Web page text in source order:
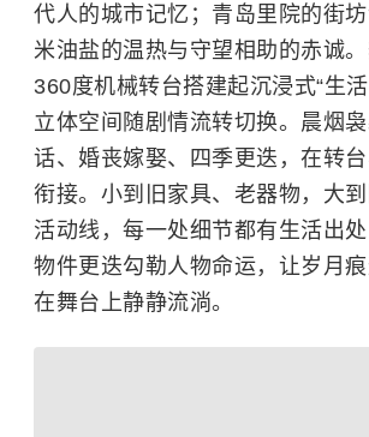
代人的城市记忆；青岛里院的街
米油盐的温热与守望相助的赤诚。
360度机械转台搭建起沉浸式“生
立体空间随剧情流转切换。晨烟
话、婚丧嫁娶、四季更迭，在转
衔接。小到旧家具、老器物，大
活动线，每一处细节都有生活出
物件更迭勾勒人物命运，让岁月
在舞台上静静流淌。